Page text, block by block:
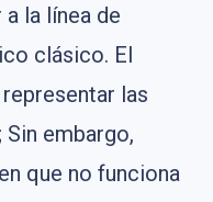
la línea de
clásico. El
las
embargo,
que no funciona